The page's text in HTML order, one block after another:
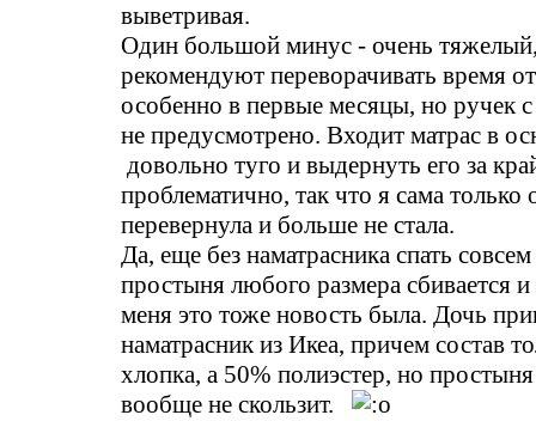
выветривая.
Один большой минус - очень
рекомендуют переворачивать время
особенно в первые месяцы, но ручек
не предусмотрено. Входит матрас в
довольно туго и выдернуть его за
проблематично, так что я сама только
перевернула и больше не стала.
Да, еще без наматрасника спать
простыня любого размера сбивается и
меня это тоже новость была. Дочь
наматрасник из Икеа, причем состав
хлопка, а 50% полиэстер, но
вообще не скользит.